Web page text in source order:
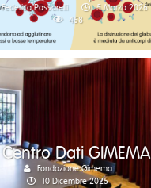
Federica Passarelli
5 Marzo 2026
458
Dati GIMEMA
Fondazione Gimema
10 Dicembre 2025